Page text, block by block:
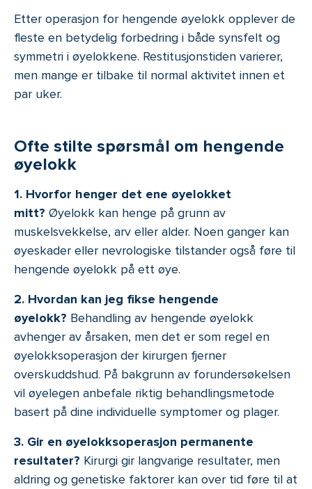
Etter operasjon for hengende øyelokk opplever de
fleste en betydelig forbedring i både synsfelt og
symmetri i øyelokkene. Restitusjonstiden varierer,
men mange er tilbake til normal aktivitet innen et
par uker.
Ofte stilte spørsmål om hengende
øyelokk
1. Hvorfor henger det ene øyelokket
mitt? Øyelokk kan henge på grunn av
muskelsvekkelse, arv eller alder. Noen ganger kan
øyeskader eller nevrologiske tilstander også føre til
hengende øyelokk på ett øye.
2. Hvordan kan jeg fikse hengende
øyelokk? Behandling av hengende øyelokk
avhenger av årsaken, men det er som regel en
øyelokksoperasjon der kirurgen fjerner
overskuddshud. På bakgrunn av forundersøkelsen
vil øyelegen anbefale riktig behandlingsmetode
basert på dine individuelle symptomer og plager.
3. Gir en øyelokksoperasjon permanente
resultater? Kirurgi gir langvarige resultater, men
aldring og genetiske faktorer kan over tid føre til at